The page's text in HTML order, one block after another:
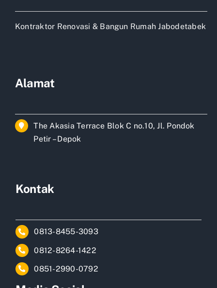
Kontraktor Renovasi & Bangun Rumah Jabodetabek
Alamat
The Akasia Terrace Blok C no.10, Jl. Pondok
Petir – Depok
Kontak
0813-8455-3093
0812-8264-1422
0851-2990-0792